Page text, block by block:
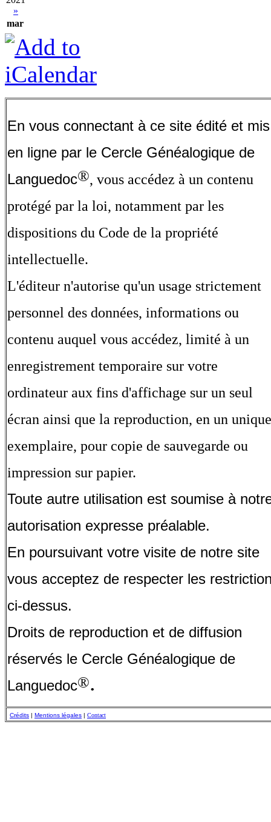
»
mar
En vous connectant à ce site édité et mis
en ligne par le Cercle Généalogique de
Languedoc®, vous accédez à un contenu
protégé par la loi, notamment par les
dispositions du Code de la propriété
intellectuelle.
L'éditeur n'autorise qu'un usage strictement
personnel des données, informations ou
contenu auquel vous accédez, limité à un
enregistrement temporaire sur votre
ordinateur aux fins d'affichage sur un seul
écran ainsi que la reproduction, en un unique
exemplaire, pour copie de sauvegarde ou
impression sur papier.
Toute autre utilisation est soumise à
autorisation expresse préalable.
En poursuivant votre visite de notre site
vous acceptez de respecter les
ci-dessus.
Droits de reproduction et de diffusion
réservés le Cercle Généalogique de
Languedoc®.
Crédits Mentions légales Contact